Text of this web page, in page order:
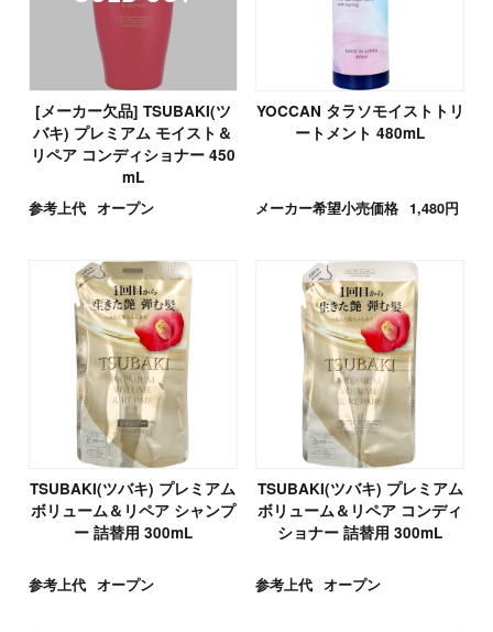
[メーカー欠品] TSUBAKI(ツ
バキ) プレミアム モイスト＆
リペア コンディショナー 450
mL
参考上代 オープン
YOCCAN タラソモイストトリ
ートメント 480mL
メーカー希望小売価格 1,480円
TSUBAKI(ツバキ) プレミアム
ボリューム＆リペア シャンプ
ー 詰替用 300mL
参考上代 オープン
TSUBAKI(ツバキ) プレミアム
ボリューム＆リペア コンディ
ショナー 詰替用 300mL
参考上代 オープン